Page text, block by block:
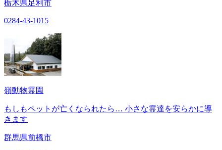
栃木県足利市
0284-43-1015
嶺動物霊園
もしもペットが亡くなられたら… 小さな霊達を安らかに導
きます
群馬県前橋市